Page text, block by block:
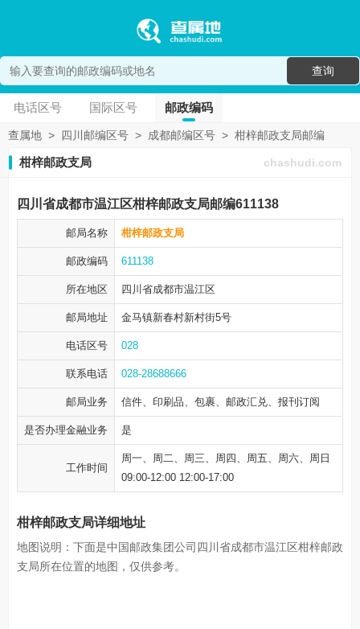
查询
电话区号 国际区号 邮政编码
查属地 > 四川邮编区号 > 成都邮编区号 > 柑梓邮政支局邮编
柑梓邮政支局 chashudi.com
四川省成都市温江区柑梓邮政支局邮编611138
邮局名称 柑梓邮政支局
邮政编码 611138
所在地区 四川省成都市温江区
邮局地址 金马镇新春村新村街5号
电话区号 028
联系电话 028-28688666
邮局业务 信件、印刷品、包裹、邮政汇兑、报刊订阅
是否办理金融业务 是
工作时间
周一、周二、周三、周四、周五、周六、周日
09:00-12:00 12:00-17:00
柑梓邮政支局详细地址
地图说明：下面是中国邮政集团公司四川省成都市温江区柑梓邮政
支局所在位置的地图，仅供参考。